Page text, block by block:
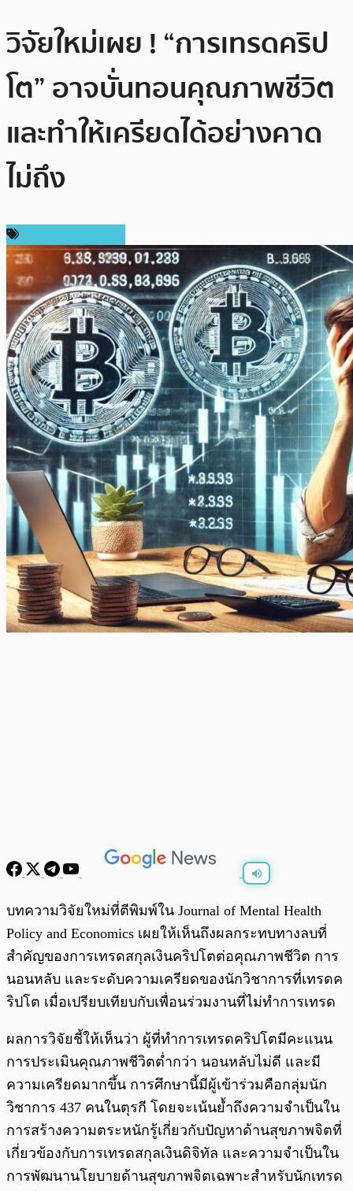
วิจัยใหม่เผย ! “การเทรดคริป
โต” อาจบั่นทอนคุณภาพชีวิต
และทำให้เครียดได้อย่างคาด
ไม่ถึง
พร้อมเล่น
บทความวิจัยใหม่ที่ตีพิมพ์ใน Journal of Mental Health
Policy and Economics เผยให้เห็นถึงผลกระทบทางลบที่
สำคัญของการเทรดสกุลเงินคริปโตต่อคุณภาพชีวิต การ
นอนหลับ และระดับความเครียดของนักวิชาการที่เทรดค
ริปโต เมื่อเปรียบเทียบกับเพื่อนร่วมงานที่ไม่ทำการเทรด
ผลการวิจัยชี้ให้เห็นว่า ผู้ที่ทำการเทรดคริปโตมีคะแนน
การประเมินคุณภาพชีวิตต่ำกว่า นอนหลับไม่ดี และมี
ความเครียดมากขึ้น การศึกษานี้มีผู้เข้าร่วมคือกลุ่มนัก
วิชาการ 437 คนในตุรกี โดยจะเน้นย้ำถึงความจำเป็นใน
การสร้างความตระหนักรู้เกี่ยวกับปัญหาด้านสุขภาพจิตที่
เกี่ยวข้องกับการเทรดสกุลเงินดิจิทัล และความจำเป็นใน
การพัฒนานโยบายด้านสุขภาพจิตเฉพาะสำหรับนักเทรด